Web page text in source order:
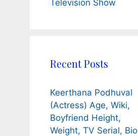
Television Show
Recent Posts
Keerthana Podhuval
(Actress) Age, Wiki,
Boyfriend Height,
Weight, TV Serial, Bio